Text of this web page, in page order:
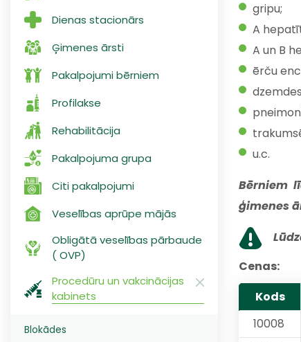
Dienas stacionārs
Ģimenes ārsti
Pakalpojumi bērniem
Profilakse
Rehabilitācija
Pakalpojuma grupa
Citi pakalpojumi
Veselības aprūpe mājās
Obligātā veselības pārbaude
( OVP)
Procedūru un vakcinācijas
kabinets
Blokādes
gripu;
A
A un B
ērču
u.c.
Bērniem
ģimenes
Cenas:
Kods
10008